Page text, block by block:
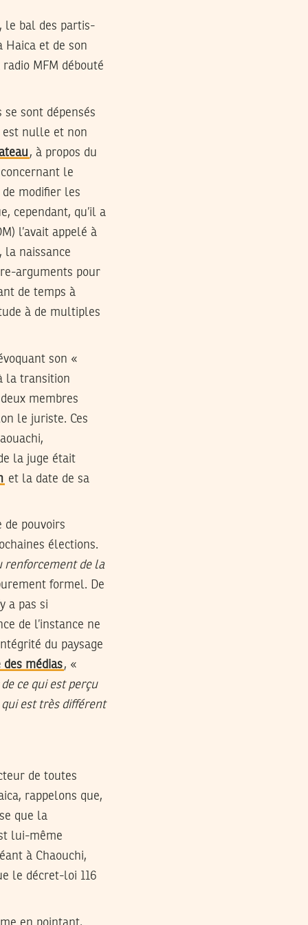
le bal des partis-
Haica et de son
MFM débouté
sont dépensés
est nulle et non
, à propos du
le
modifier les
cependant, qu’il a
l’avait appelé à
la naissance
arguments pour
de temps à
à de multiples
son «
la transition
membres
le juriste. Ces
la juge était
et la date de sa
de pouvoirs
élections.
renforcement de la
formel. De
a pas si
de l’instance ne
du paysage
médias, «
ce qui est perçu
est très différent
de toutes
rappelons que,
que la
lui-même
à Chaouchi,
le décret-loi 116